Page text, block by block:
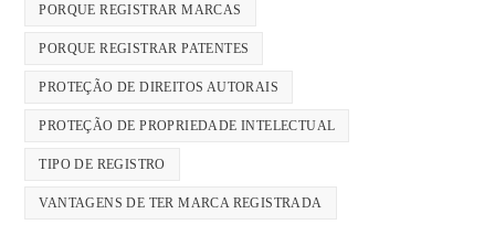
PORQUE REGISTRAR MARCAS
PORQUE REGISTRAR PATENTES
PROTEÇÃO DE DIREITOS AUTORAIS
PROTEÇÃO DE PROPRIEDADE INTELECTUAL
TIPO DE REGISTRO
VANTAGENS DE TER MARCA REGISTRADA